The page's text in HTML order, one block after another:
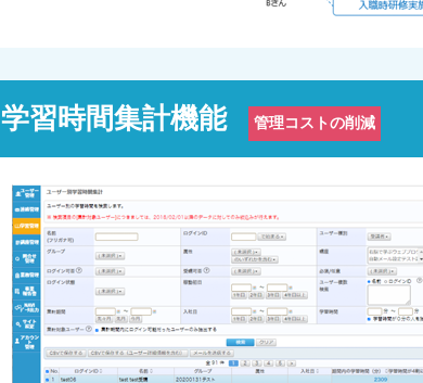
学習時間集計機能 管理コストの削減